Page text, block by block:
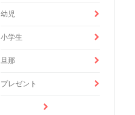
幼児
小学生
旦那
プレゼント